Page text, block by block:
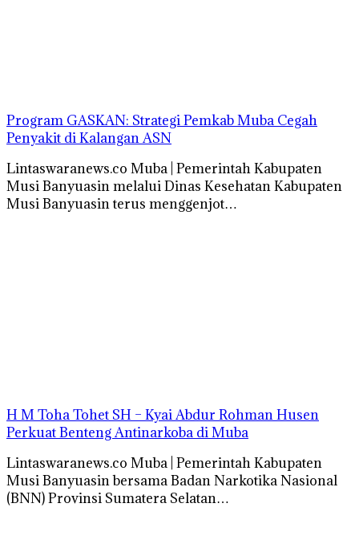
Program GASKAN: Strategi Pemkab Muba Cegah
Penyakit di Kalangan ASN
Lintaswaranews.co Muba | Pemerintah Kabupaten
Musi Banyuasin melalui Dinas Kesehatan Kabupaten
Musi Banyuasin terus menggenjot…
H M Toha Tohet SH – Kyai Abdur Rohman Husen
Perkuat Benteng Antinarkoba di Muba
Lintaswaranews.co Muba | Pemerintah Kabupaten
Musi Banyuasin bersama Badan Narkotika Nasional
(BNN) Provinsi Sumatera Selatan…